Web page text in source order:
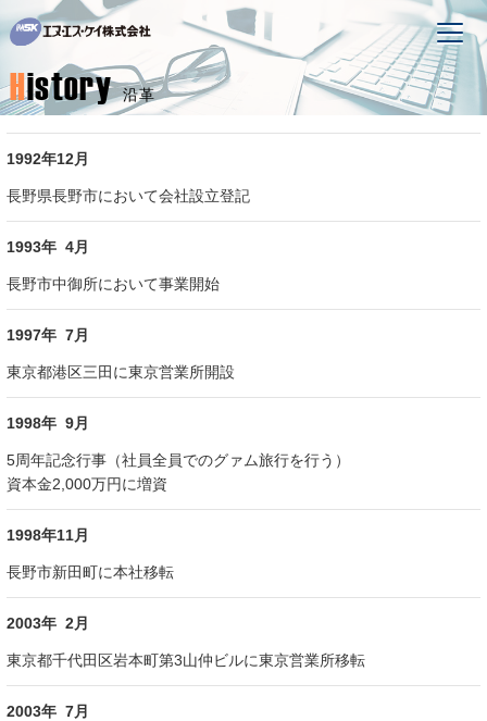
History 沿革
1992年12月
長野県長野市において会社設立登記
1993年 4月
長野市中御所において事業開始
1997年 7月
東京都港区三田に東京営業所開設
1998年 9月
5周年記念行事（社員全員でのグァム旅行を行う）
資本金2,000万円に増資
1998年11月
長野市新田町に本社移転
2003年 2月
東京都千代田区岩本町第3山仲ビルに東京営業所移転
2003年 7月